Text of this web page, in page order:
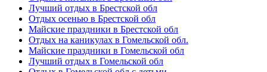
Лучший отдых в Брестской обл
Отдых осенью в Брестской обл
Майские праздники в Брестской обл
Отдых на каникулах в Гомельской обл.
Майские праздники в Гомельской обл
Лучший отдых в Гомельской обл